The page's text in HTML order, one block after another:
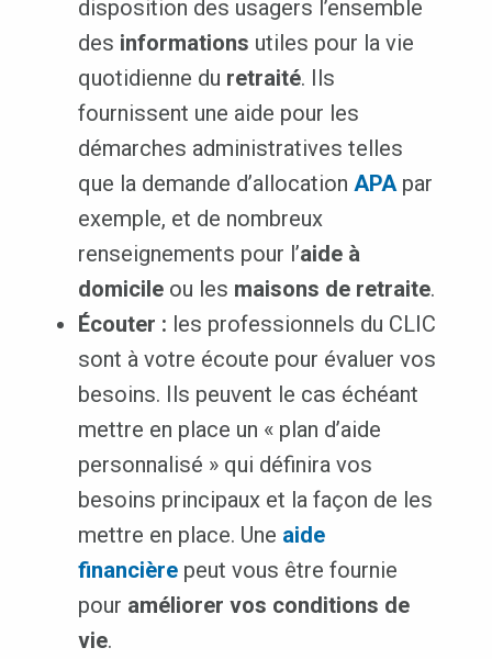
disposition des usagers l’ensemble
des informations utiles pour la vie
quotidienne du retraité. Ils
fournissent une aide pour les
démarches administratives telles
que la demande d’allocation APApar
exemple, et de nombreux
renseignements pour l’aide à
domicileou les maisons de retraite.
Écouter : les professionnels du CLIC
sont à votre écoute pour évaluer vos
besoins. Ils peuvent le cas échéant
mettre en place un « plan d’aide
personnalisé » qui définira vos
besoins principaux et la façon de les
mettre en place. Une aide
financièrepeut vous être fournie
pour améliorer vos conditions de
vie.